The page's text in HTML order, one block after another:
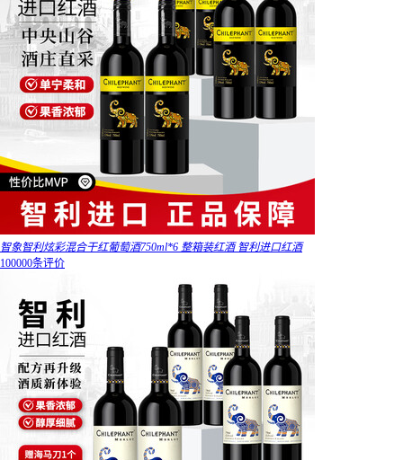
智象智利炫彩混合干红葡萄酒750ml*6 整箱装红酒 智利进口红酒
100000条评价